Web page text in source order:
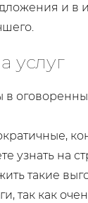
и в
услуг
узнать на
такие
так как